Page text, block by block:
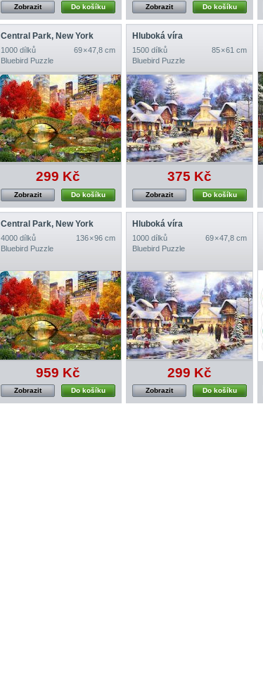
Do košíku
Zobrazit Do košíku
Zobrazit
Central Park, New York
1000 dílků
69 × 47,8 cm
Bluebird Puzzle
299 Kč
Do košíku
Zobrazit
Hluboká víra
1500 dílků
85 × 61 cm
Bluebird Puzzle
375 Kč
Do košíku
Zobrazit
Central Park, New York
4000 dílků
136 × 96 cm
Bluebird Puzzle
959 Kč
Do košíku
Zobrazit
Hluboká víra
1000 dílků
69 × 47,8 cm
Bluebird Puzzle
299 Kč
Do košíku
Zobrazit